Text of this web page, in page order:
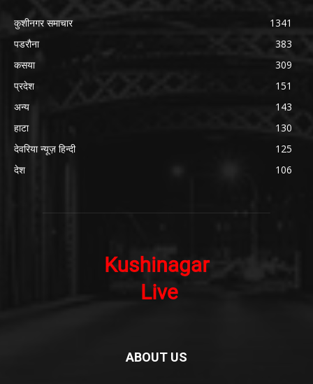
कुशीनगर समाचार
1341
पडरौना
383
कसया
309
प्रदेश
151
अन्य
143
हाटा
130
देवरिया न्यूज़ हिन्दी
125
देश
106
ABOUT US